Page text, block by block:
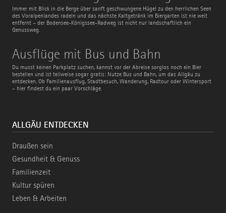
Immer mit Blick in die Berge über sanft geschwungene Hügel zu den herrlichen Seen
des Voralpenlandes radeln und das nächste Kaltgetränk im Biergarten ist nie weit
entfernt – der Bodensee-Königssee-Radweg ist nicht nur landschaftlich ein
Genussweg.
Radweg
Ausflüge mit Bus und Bahn
Du musst keinen Parkplatz suchen, kannst vor der Abreise sorglos noch ein Bier
bestellen und ist teilweise sogar gratis: Nutze Bus und Bahn, um das Allgäu zu
entdecken. Ob Familienausflug, Stadtbesuch, Wanderung, Radtour oder Wintersport
– hier findest du ein paar Vorschläge.
Ausflüge
mit
Bus
und
Bahn
ALLGÄU ENTDECKEN
Draußen sein
Gesundheit & Genuss
Familienzeit
Kultur spüren
Leben & Arbeiten